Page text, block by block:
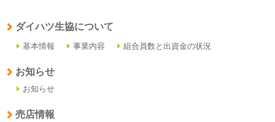
ダイハツ生協について
基本情報 事業内容 組合員数と出資金の状況
お知らせ
お知らせ
売店情報